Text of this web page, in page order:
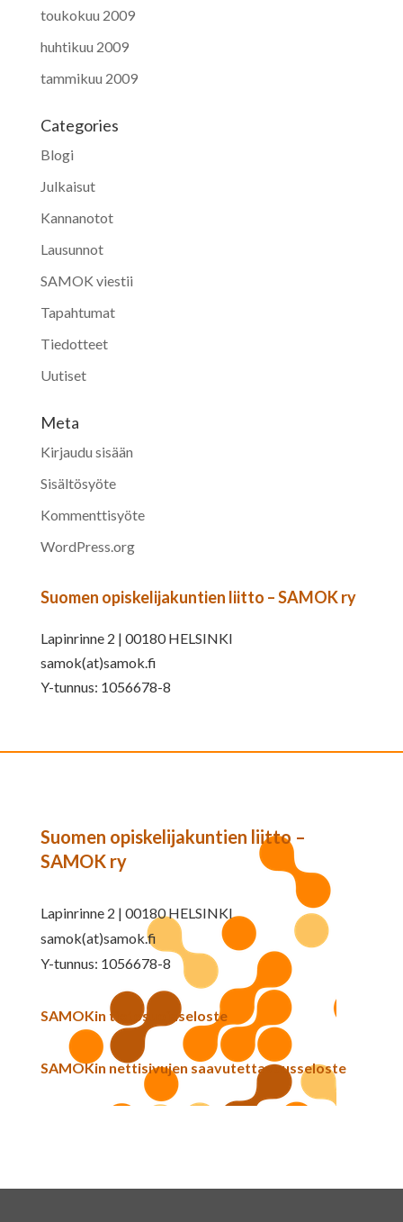
toukokuu 2009
huhtikuu 2009
tammikuu 2009
Categories
Blogi
Julkaisut
Kannanotot
Lausunnot
SAMOK viestii
Tapahtumat
Tiedotteet
Uutiset
Meta
Kirjaudu sisään
Sisältösyöte
Kommenttisyöte
WordPress.org
Suomen opiskelijakuntien liitto – SAMOK ry
Lapinrinne 2 | 00180 HELSINKI
samok(at)samok.fi
Y-tunnus: 1056678-8
Suomen opiskelijakuntien liitto –
SAMOK ry
Lapinrinne 2 | 00180 HELSINKI
samok(at)samok.fi
Y-tunnus: 1056678-8
SAMOKin tietosuojaseloste
SAMOKin nettisivujen saavutettavuusseloste